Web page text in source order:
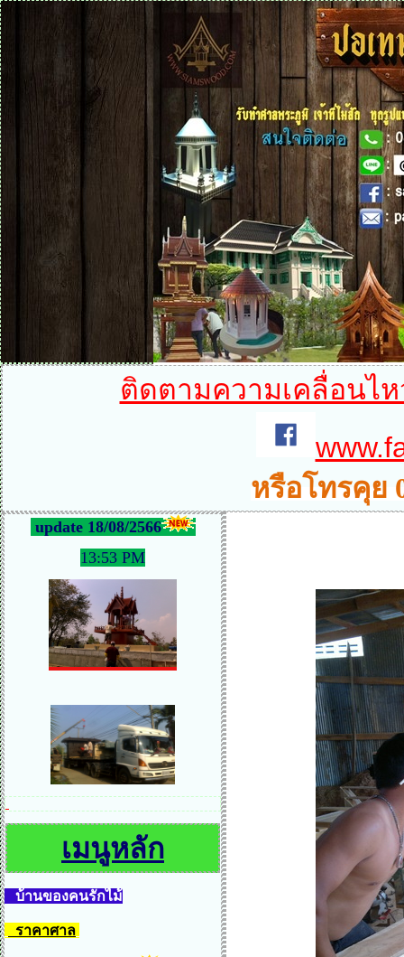
ติดตามความเคลื่อนไ
หรือโทรคุย
update 18/08/2566
13:53 PM
เมนูหลัก
บ้านของคนรักไม้
ราคาศาล